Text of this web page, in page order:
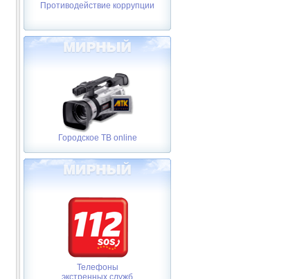
Противодействие коррупции
Городское ТВ online
Телефоны
экстренных служб